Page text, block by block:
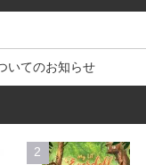
いてのお知らせ
2